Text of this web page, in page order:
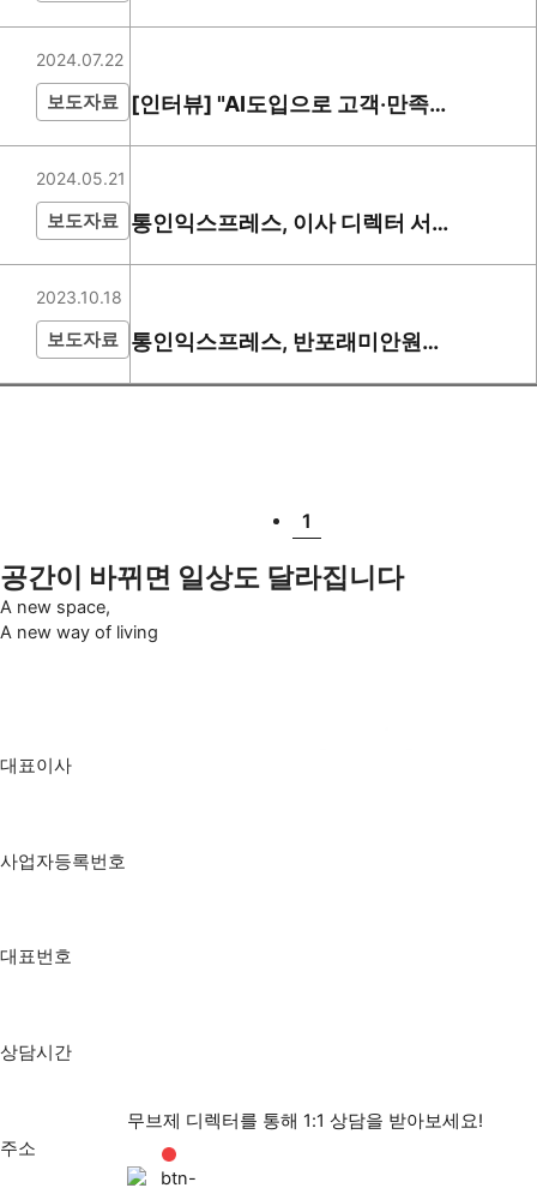
2024.07.22
보도자료
[인터뷰] "AI도입으로 고객‧만족
2024.05.21
보도자료
통인익스프레스, 이사 디렉터 서
2023.10.18
보도자료
통인익스프레스, 반포래미안원베
1
공간이 바뀌면 일상도 달라집니다
A new space,
A new way of living
대표이사
사업자등록번호
대표번호
상담시간
주소
무브제 디렉터를 통해 1:1 상담을 받아보세요!